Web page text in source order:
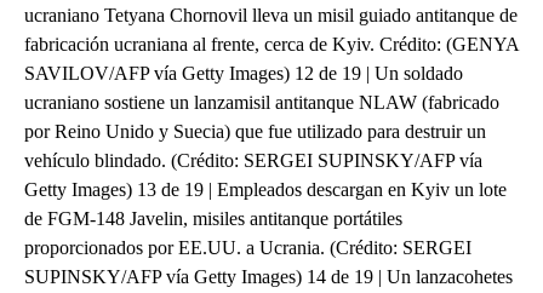
ucraniano Tetyana Chornovil lleva un misil guiado antitanque de
fabricación ucraniana al frente, cerca de Kyiv. Crédito: (GENYA
SAVILOV/AFP vía Getty Images) 12 de 19 | Un soldado
ucraniano sostiene un lanzamisil antitanque NLAW (fabricado
por Reino Unido y Suecia) que fue utilizado para destruir un
vehículo blindado. (Crédito: SERGEI SUPINSKY/AFP vía
Getty Images) 13 de 19 | Empleados descargan en Kyiv un lote
de FGM-148 Javelin, misiles antitanque portátiles
proporcionados por EE.UU. a Ucrania. (Crédito: SERGEI
SUPINSKY/AFP vía Getty Images) 14 de 19 | Un lanzacohetes